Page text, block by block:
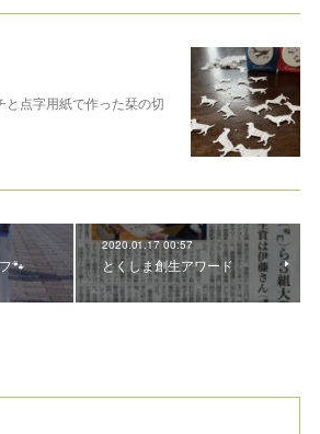
点字用紙で作った栞の切
🐾
2020.01.17 00:57
とくしま創生アワード